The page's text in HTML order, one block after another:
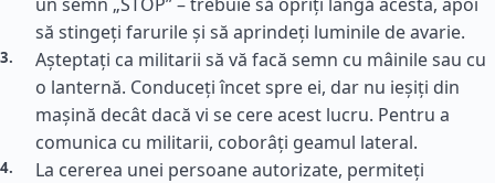
să stingeți farurile și să aprindeți luminile de avarie.
Așteptați ca militarii să vă facă semn cu mâinile sau cu
o lanternă. Conduceți încet spre ei, dar nu ieșiți din
mașină decât dacă vi se cere acest lucru. Pentru a
comunica cu militarii, coborâți geamul lateral.
La cererea unei persoane autorizate, permiteți